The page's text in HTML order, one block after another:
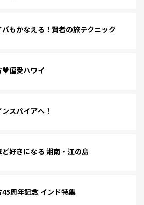
もかなえる！賢者の旅テクニック
♥偏愛ハワイ
スパイアへ！
好きになる 湘南・江の島
周年記念 インド特集